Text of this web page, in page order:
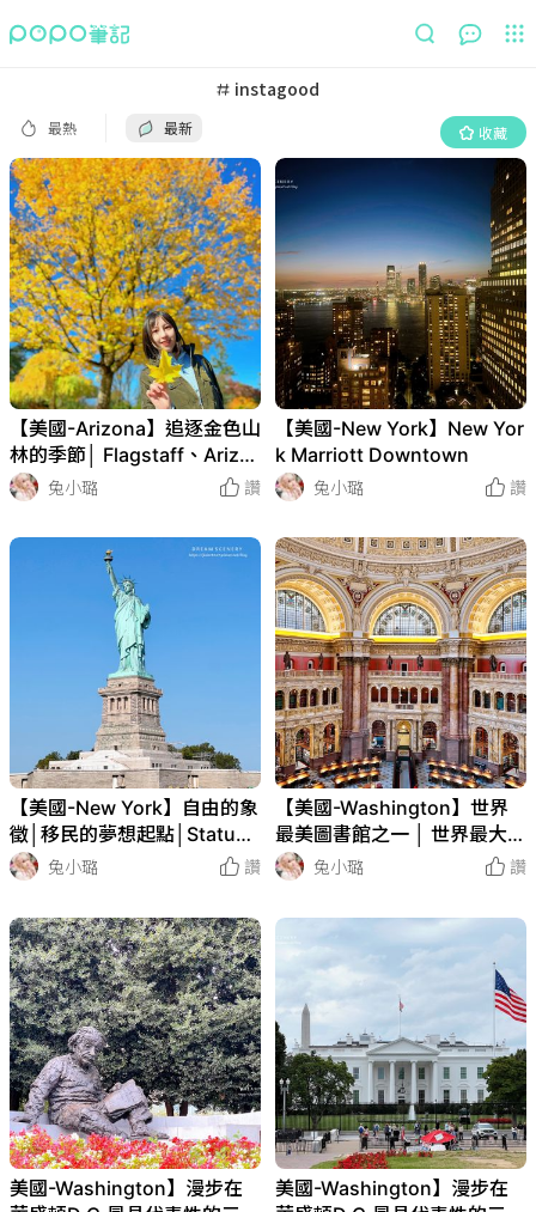
instagood
最熱 最新 收藏
收藏
【美國-Arizona】追逐金色山
林的季節│ Flagstaff、Arizo
na Snowbowl
兔小璐 讚
【美國-New York】New Yor
k Marriott Downtown
兔小璐
讚
【美國-New York】自由的象
徵│移民的夢想起點│Statue
of Liberty & Ellis Island
兔小璐 讚
【美國-Washington】世界
最美圖書館之一 │ 世界最大圖
書館巡禮 │ Library of Congr
ess
兔小璐 讚
美國-Washington】漫步在
美國-Washington】漫步在